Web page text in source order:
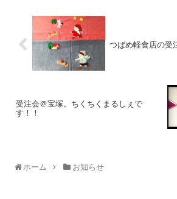
つばめ軽食店の受
受注会＠宝塚。ちくちくまるしぇで
す！！
ホーム お知らせ